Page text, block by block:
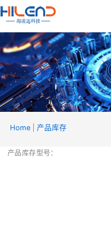
跳
至
产品
Home 产品库存
产品库存型号：